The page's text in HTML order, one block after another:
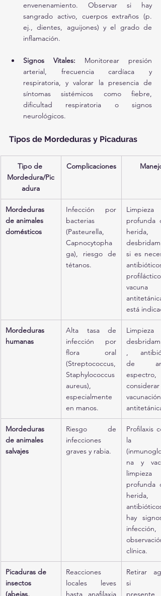
envenenamiento. Observar si hay
sangrado activo, cuerpos extraños (p.
ej., dientes, aguijones) y el grado de
inflamación.
Signos Vitales: Monitorear presión
arterial, frecuencia cardíaca y
respiratoria, y valorar la presencia de
síntomas sistémicos como fiebre,
dificultad respiratoria o signos
neurológicos.
Tipos de Mordeduras y Picaduras
Tipo de
Mordedura/Pic
adura
Complicaciones Manejo
Mordeduras
de animales
domésticos
Infección por
bacterias
(Pasteurella,
Capnocytopha
ga), riesgo de
tétanos.
Limpieza
profunda
herida,
si es
antibióticos
profilácticos,
vacuna
está
Mordeduras
humanas
Alta tasa de
infección por
flora oral
(Streptococcus,
Staphylococcus
aureus),
especialmente
en manos.
,
de
espectro,
considerar
vacunación
antitetánica.
Mordeduras
de animales
salvajes
Riesgo de
infecciones
graves y rabia.
Profilaxis
la
na y
limpieza
profunda
herida,
hay
infección,
observación
clínica.
Picaduras de
insectos
(abejas,
Reacciones
locales leves
hasta anafilaxia
Retirar
si
presente,